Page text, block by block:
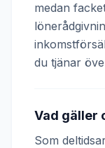
medan
du tjänar
Vad gäller
Som